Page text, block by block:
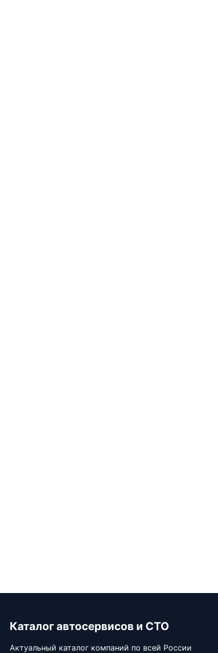
Каталог автосервисов и СТО
Актуальный каталог компаний по всей России